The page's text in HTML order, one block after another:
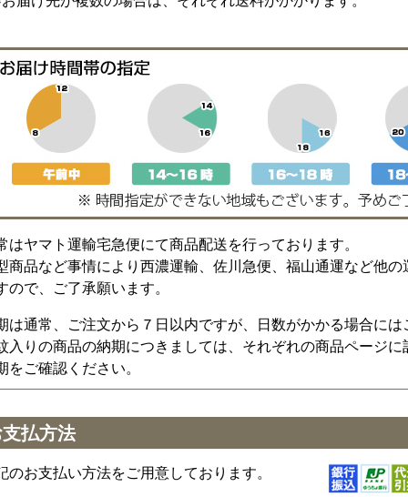
はヤマト運輸宅急便にて商品配送を行っております。
商品など事情により西濃運輸、佐川急便、福山通運など他
ので、ご了承願います。
は通常、ご注文から７日以内ですが、日数がかかる場合に
入りの商品の納期につきましては、それぞれの商品ページ
をご確認ください。
払方法
のお支払い方法をご用意しております。